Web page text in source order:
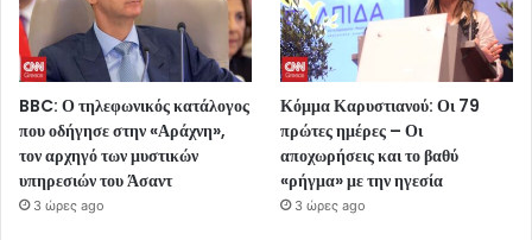
BBC: Ο τηλεφωνικός κατάλογος
που οδήγησε στην «Αράχνη»,
τον αρχηγό των μυστικών
υπηρεσιών του Άσαντ
3 ώρες ago
Κόμμα Καρυστιανού: Οι 79
πρώτες ημέρες – Οι
αποχωρήσεις και το βαθύ
«ρήγμα» με την ηγεσία
3 ώρες ago